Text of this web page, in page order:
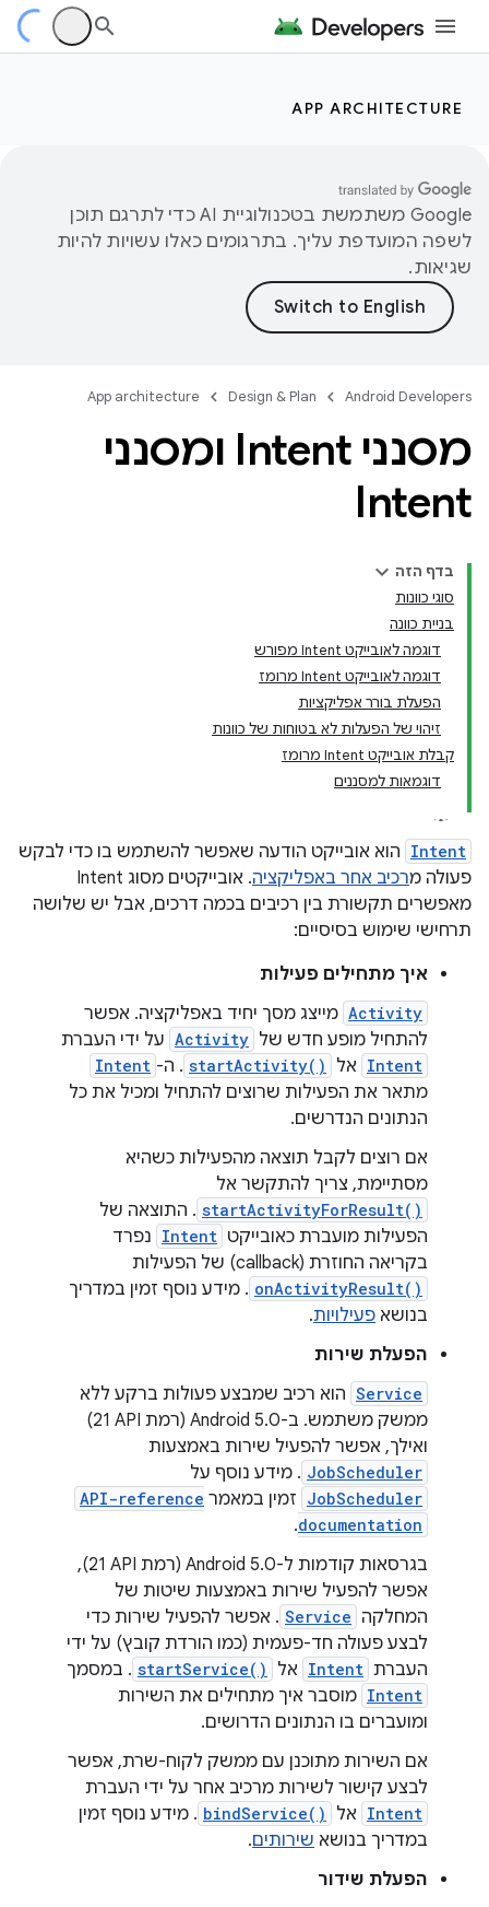
APP ARCHITECTURE
‫Google משתמשת בטכנולוגיית AI כדי לתרגם תוכן
לשפה המועדפת עליך. בתרגומים כאלו עשויות להיות
שגיאות.
Android Developers
Design & Plan
App architecture
מסנני Intent ומסנני
Intent
בדף הזה
סוגי כוונות
בניית כוונה
דוגמה לאובייקט Intent מפורש
דוגמה לאובייקט Intent מרומז
הפעלת בורר אפליקציות
זיהוי של הפעלות לא בטוחות של כוונות
קבלת אובייקט Intent מרומז
דוגמאות למסננים
Intent הוא אובייקט הודעה שאפשר להשתמש בו כדי לבקש
פעולה מרכיב אחר באפליקציה
. אובייקטים מסוג Intent
מאפשרים תקשורת בין רכיבים בכמה דרכים, אבל יש שלושה
תרחישי שימוש בסיסיים:
איך מתחילים פעילות
Activity מייצג מסך יחיד באפליקציה. אפשר
להתחיל מופע חדש של Activity על ידי העברת
Intent אל startActivity() . ה- Intent
מתאר את הפעילות שרוצים להתחיל ומכיל את כל
הנתונים הנדרשים.
אם רוצים לקבל תוצאה מהפעילות כשהיא
מסתיימת, צריך להתקשר אל
startActivityForResult() . התוצאה של
הפעילות מועברת כאובייקט Intent נפרד
בקריאה החוזרת (callback) של הפעילות
onActivityResult() . מידע נוסף זמין במדריך
בנושא פעילויות.
הפעלת שירות
Service הוא רכיב שמבצע פעולות ברקע ללא
ממשק משתמש. ב-Android 5.0 (רמת API‏ 21)
ואילך, אפשר להפעיל שירות באמצעות
JobScheduler . מידע נוסף על
JobScheduler זמין במאמר API-reference
documentation
.
בגרסאות קודמות ל-Android 5.0 (רמת API‏ 21),
אפשר להפעיל שירות באמצעות שיטות של
המחלקה Service . אפשר להפעיל שירות כדי
לבצע פעולה חד-פעמית (כמו הורדת קובץ) על ידי
העברת Intent אל startService() . במסמך
Intent מוסבר איך מתחילים את השירות
ומועברים בו הנתונים הדרושים.
אם השירות מתוכנן עם ממשק לקוח-שרת, אפשר
לבצע קישור לשירות מרכיב אחר על ידי העברת
Intent אל bindService() . מידע נוסף זמין
במדריך בנושא שירותים.
הפעלת שידור